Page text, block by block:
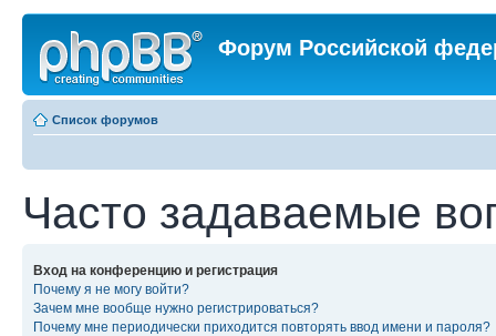
Форум Российской
Список форумов
Часто задаваемые
Вход на конференцию и регистрация
Почему я не могу войти?
Зачем мне вообще нужно регистрироваться?
Почему мне периодически приходится повторять ввод имени и пароля?